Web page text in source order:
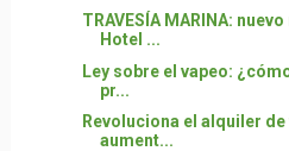
TRAVESÍA MARINA:
Hotel ...
Ley sobre el vapeo:
pr...
Revoluciona el alquiler
aument...